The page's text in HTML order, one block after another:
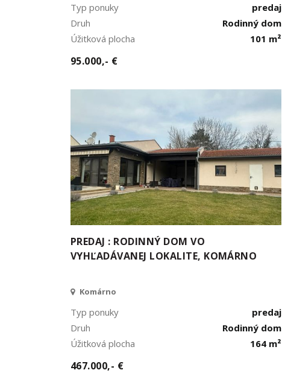
Typ ponuky
predaj
Druh
Rodinný dom
Úžitková plocha
101 m²
95.000,- €
PREDAJ : RODINNÝ DOM VO
VYHĽADÁVANEJ LOKALITE, KOMÁRNO
Komárno
Typ ponuky
predaj
Druh
Rodinný dom
Úžitková plocha
164 m²
467.000,- €